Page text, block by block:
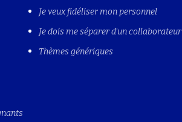
Je veux fidéliser mon personnel
Je dois me séparer d'un collaborateur
Thèmes génériques